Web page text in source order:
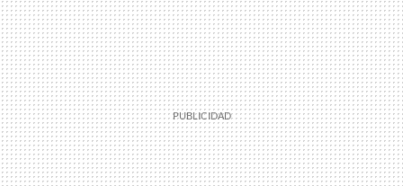
MAIL